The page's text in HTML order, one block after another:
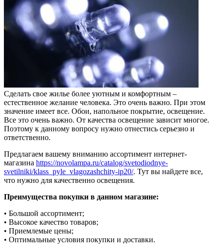
Сделать свое жилье более уютным и комфортным –
естественное желание человека. Это очень важно. При этом
значение имеет все. Обои, напольное покрытие, освещение.
Все это очень важно. От качества освещение зависит многое.
Поэтому к данному вопросу нужно отнестись серьезно и
ответственно.
Предлагаем вашему вниманию ассортимент интернет-
магазина https://novolampa.ru/catalog/svetodiodnye-
svetilniki/klass_pyle_vlagozashchity-ip20/. Тут вы найдете все,
что нужно для качественно освещения.
Преимущества покупки в данном магазине:
• Большой ассортимент;
• Высокое качество товаров;
• Приемлемые цены;
• Оптимальные условия покупки и доставки.